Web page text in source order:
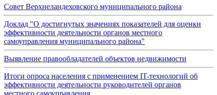
Совет Верхнеландеховского муниципального района
Доклад "О достигнутых значениях показателей для оценки
эффективности деятельности органов местного
самоуправления муниципального района"
Выявление правообладателей объектов недвижимости
Итоги опроса населения с применением IT-технологий об
эффективности деятельности руководителей органов
местного самоуправления